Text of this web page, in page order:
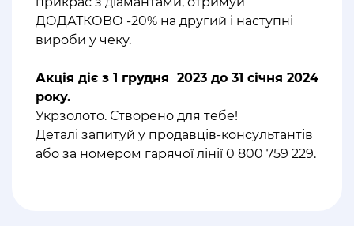
ДОДАТКОВО -20% на другий і наступні
вироби у чеку.
Акція діє з 1 грудня 2023 до 31 січня 2024
року.
Укрзолото. Створено для тебе!
Деталі запитуй у продавців-консультантів
або за номером гарячої лінії 0 800 759 229.